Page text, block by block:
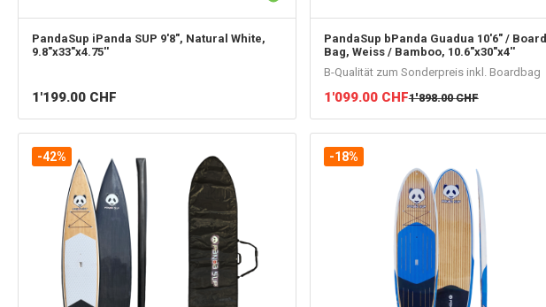
PandaSup iPanda SUP 9'8", Natural White,
9.8"x33"x4.75''
1'199.00 CHF
PandaSup bPanda Guadua 10'6" / Board
Bag, Weiss / Bamboo, 10.6"x30"x4''
B-Qualität zum Sonderpreis inkl. Boardbag
1'099.00 CHF1'898.00 CHF
-42% -18%